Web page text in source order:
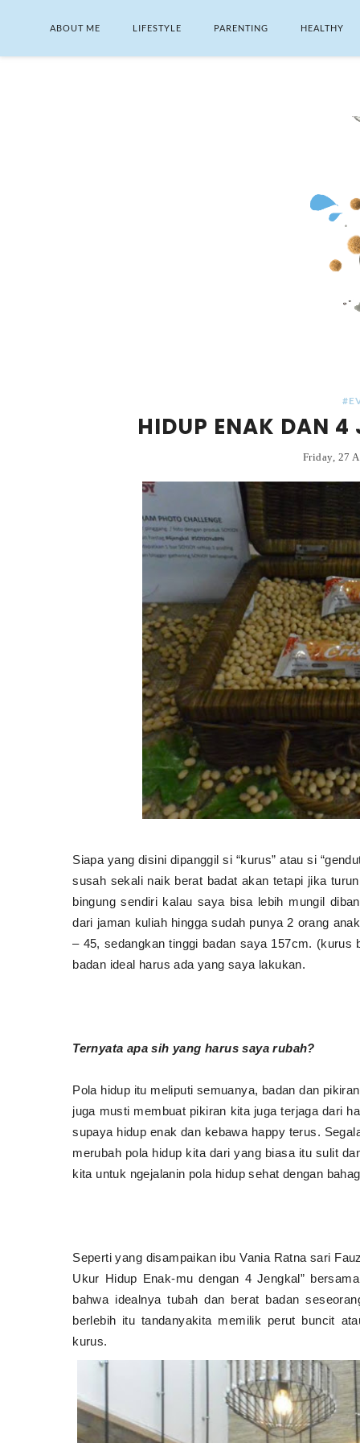
ABOUT ME LIFESTYLE PARENTING HEALTHY
HIDUP ENAK DAN 4
Friday, 27
Siapa yang disini dipanggil si “kurus” atau si
susah sekali naik berat badat akan tetapi jika
bingung sendiri kalau saya bisa lebih mungil
dari jaman kuliah hingga sudah punya 2 orang
– 45, sedangkan tinggi badan saya 157cm. (kurus
badan ideal harus ada yang saya lakukan.
Ternyata apa sih yang harus saya rubah?
Pola hidup itu meliputi semuanya, badan dan
juga musti membuat pikiran kita juga terjaga dari
supaya hidup enak dan kebawa happy terus.
merubah pola hidup kita dari yang biasa itu sulit
kita untuk ngejalanin pola hidup sehat dengan
Seperti yang disampaikan ibu Vania Ratna sari
Ukur Hidup Enak-mu dengan 4 Jengkal”
bahwa idealnya tubah dan berat badan
berlebih itu tandanyakita memilik perut buncit
kurus.